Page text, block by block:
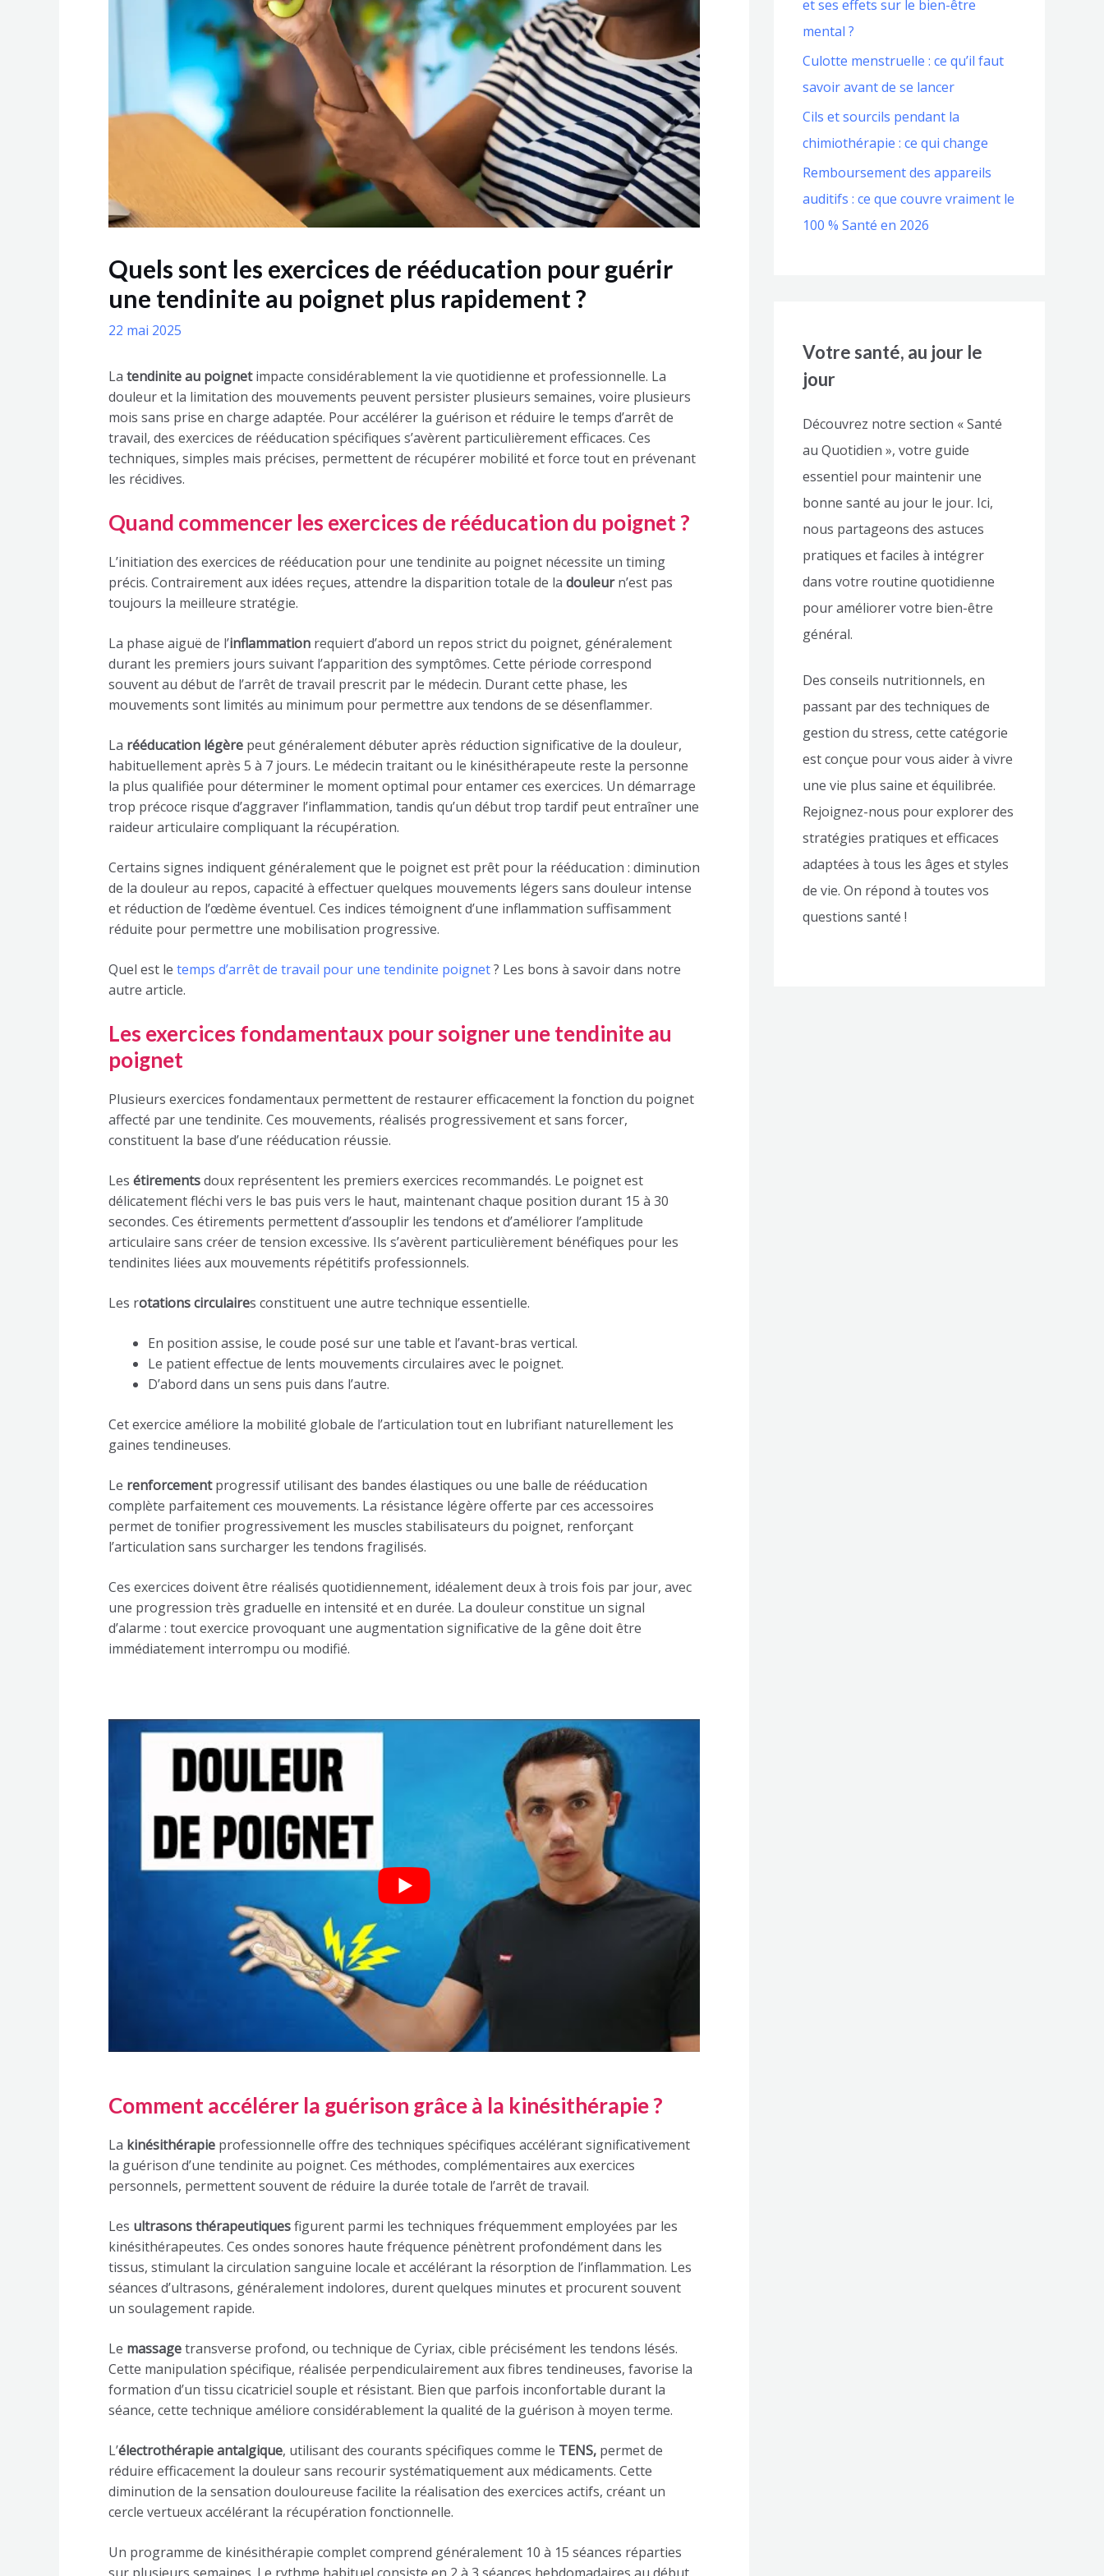
Quels sont les exercices de rééducation pour guérir
une tendinite au poignet plus rapidement ?
22 mai 2025
La tendinite au poignetimpacte considérablement la vie quotidienne et professionnelle. La
douleur et la limitation des mouvements peuvent persister plusieurs semaines, voire plusieurs
mois sans prise en charge adaptée. Pour accélérer la guérison et réduire le temps d’arrêt de
travail, des exercices de rééducation spécifiques s’avèrent particulièrement efficaces. Ces
techniques, simples mais précises, permettent de récupérer mobilité et force tout en prévenant
les récidives.
Quand commencer les exercices de rééducation du poignet ?
L’initiation des exercices de rééducation pour une tendinite au poignet nécessite un timing
précis. Contrairement aux idées reçues, attendre la disparition totale de la douleurn’est pas
toujours la meilleure stratégie.
La phase aiguë de l’inflammation requiert d’abord un repos strict du poignet, généralement
durant les premiers jours suivant l’apparition des symptômes. Cette période correspond
souvent au début de l’arrêt de travail prescrit par le médecin. Durant cette phase, les
mouvements sont limités au minimum pour permettre aux tendons de se désenflammer.
La rééducation légère peut généralement débuter après réduction significative de la douleur,
habituellement après 5 à 7 jours. Le médecin traitant ou le kinésithérapeute reste la personne
la plus qualifiée pour déterminer le moment optimal pour entamer ces exercices. Un démarrage
trop précoce risque d’aggraver l’inflammation, tandis qu’un début trop tardif peut entraîner une
raideur articulaire compliquant la récupération.
Certains signes indiquent généralement que le poignet est prêt pour la rééducation : diminution
de la douleur au repos, capacité à effectuer quelques mouvements légers sans douleur intense
et réduction de l’œdème éventuel. Ces indices témoignent d’une inflammation suffisamment
réduite pour permettre une mobilisation progressive.
Quel est le temps d’arrêt de travail pour une tendinite poignet? Les bons à savoir dans notre
autre article.
Les exercices fondamentaux pour soigner une tendinite au
poignet
Plusieurs exercices fondamentaux permettent de restaurer efficacement la fonction du poignet
affecté par une tendinite. Ces mouvements, réalisés progressivement et sans forcer,
constituent la base d’une rééducation réussie.
Les étirementsdoux représentent les premiers exercices recommandés. Le poignet est
délicatement fléchi vers le bas puis vers le haut, maintenant chaque position durant 15 à 30
secondes. Ces étirements permettent d’assouplir les tendons et d’améliorer l’amplitude
articulaire sans créer de tension excessive. Ils s’avèrent particulièrement bénéfiques pour les
tendinites liées aux mouvements répétitifs professionnels.
Les rotations circulaires constituent une autre technique essentielle.
En position assise, le coude posé sur une table et l’avant-bras vertical.
Le patient effectue de lents mouvements circulaires avec le poignet.
D’abord dans un sens puis dans l’autre.
Cet exercice améliore la mobilité globale de l’articulation tout en lubrifiant naturellement les
gaines tendineuses.
Le renforcementprogressif utilisant des bandes élastiques ou une balle de rééducation
complète parfaitement ces mouvements. La résistance légère offerte par ces accessoires
permet de tonifier progressivement les muscles stabilisateurs du poignet, renforçant
l’articulation sans surcharger les tendons fragilisés.
Ces exercices doivent être réalisés quotidiennement, idéalement deux à trois fois par jour, avec
une progression très graduelle en intensité et en durée. La douleur constitue un signal
d’alarme : tout exercice provoquant une augmentation significative de la gêne doit être
immédiatement interrompu ou modifié.
Comment accélérer la guérison grâce à la kinésithérapie ?
La kinésithérapie professionnelle offre des techniques spécifiques accélérant significativement
la guérison d’une tendinite au poignet. Ces méthodes, complémentaires aux exercices
personnels, permettent souvent de réduire la durée totale de l’arrêt de travail.
Les ultrasons thérapeutiquesfigurent parmi les techniques fréquemment employées par les
kinésithérapeutes. Ces ondes sonores haute fréquence pénètrent profondément dans les
tissus, stimulant la circulation sanguine locale et accélérant la résorption de l’inflammation. Les
séances d’ultrasons, généralement indolores, durent quelques minutes et procurent souvent
un soulagement rapide.
Le massagetransverse profond, ou technique de Cyriax, cible précisément les tendons lésés.
Cette manipulation spécifique, réalisée perpendiculairement aux fibres tendineuses, favorise la
formation d’un tissu cicatriciel souple et résistant. Bien que parfois inconfortable durant la
séance, cette technique améliore considérablement la qualité de la guérison à moyen terme.
L’électrothérapie antalgique, utilisant des courants spécifiques comme le TENS, permet de
réduire efficacement la douleur sans recourir systématiquement aux médicaments. Cette
diminution de la sensation douloureuse facilite la réalisation des exercices actifs, créant un
cercle vertueux accélérant la récupération fonctionnelle.
Un programme de kinésithérapie complet comprend généralement 10 à 15 séances réparties
et ses effets sur le bien-être
mental ?
Culotte menstruelle : ce qu’il faut
savoir avant de se lancer
Cils et sourcils pendant la
chimiothérapie : ce qui change
Remboursement des appareils
auditifs : ce que couvre vraiment le
100 % Santé en 2026
Votre santé, au jour le
jour
Découvrez notre section « Santé
au Quotidien », votre guide
essentiel pour maintenir une
bonne santé au jour le jour. Ici,
nous partageons des astuces
pratiques et faciles à intégrer
dans votre routine quotidienne
pour améliorer votre bien-être
général.
Des conseils nutritionnels, en
passant par des techniques de
gestion du stress, cette catégorie
est conçue pour vous aider à vivre
une vie plus saine et équilibrée.
Rejoignez-nous pour explorer des
stratégies pratiques et efficaces
adaptées à tous les âges et styles
de vie. On répond à toutes vos
questions santé !